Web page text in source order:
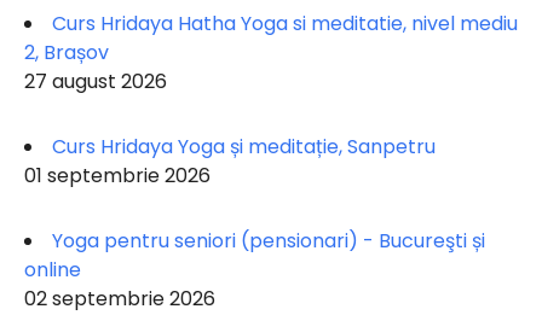
Curs Hridaya Hatha Yoga si meditatie, nivel mediu
2, Brașov
27 august 2026
Curs Hridaya Yoga și meditație, Sanpetru
01 septembrie 2026
Yoga pentru seniori (pensionari) - Bucureşti și
online
02 septembrie 2026